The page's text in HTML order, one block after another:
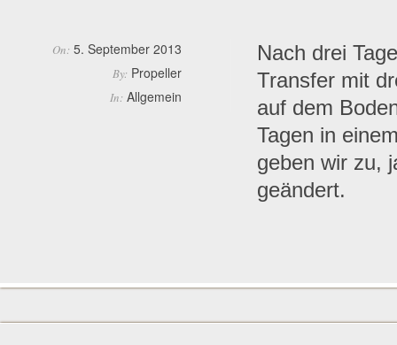
On: 5. September 2013
By: Propeller
In: Allgemein
Nach drei
Transfer mit
auf dem
Tagen in
geben wir zu,
geändert.